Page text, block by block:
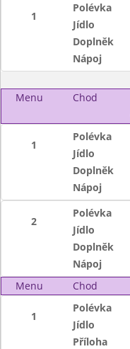
1
Polévka
Jídlo
Doplněk
Nápoj
Menu Chod
1
Polévka
Jídlo
Doplněk
Nápoj
2
Polévka
Jídlo
Doplněk
Nápoj
Menu
Chod
1
Polévka
Jídlo
Příloha